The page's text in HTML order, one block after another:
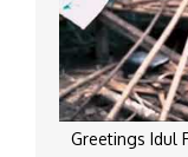
Greetings Idul